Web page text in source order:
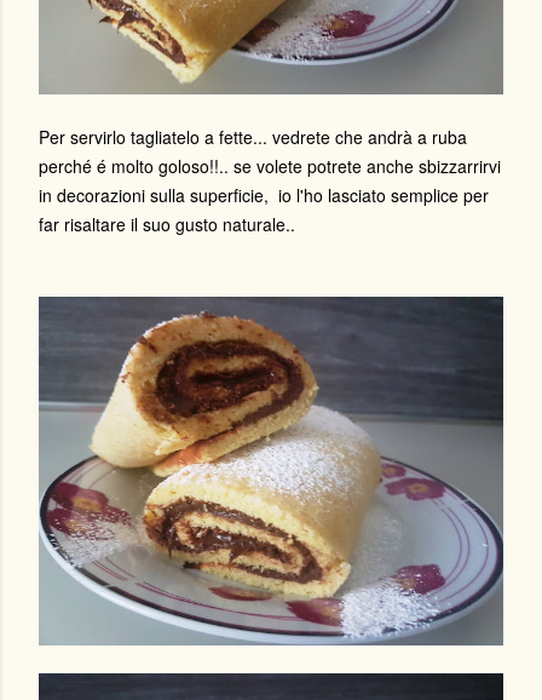
Per servirlo tagliatelo a fette... vedrete che andrà a ruba
perché é molto goloso!!.. se volete potrete anche sbizzarrirvi
in decorazioni sulla superficie, io l'ho lasciato semplice per
far risaltare il suo gusto naturale..